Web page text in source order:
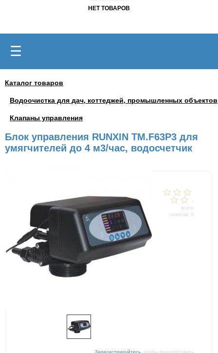
НЕТ ТОВАРОВ
☰
Каталог товаров
Водоочистка для дач, коттеджей, промышленных объектов
Клапаны управления
Блок управления RUNXIN TM.F63P3 для
умягчителей до 4 м3/час, водосчетчик
-
всего
голосов: 0
Зарегистрируйтесь , чтобы проголосовать